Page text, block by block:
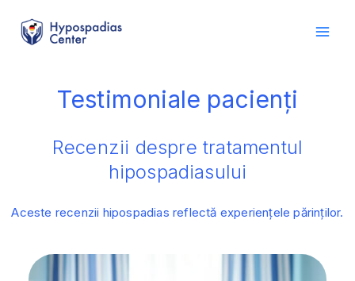
content
Testimoniale pacienți
Recenzii despre tratamentul
hipospadiasului
Aceste recenzii hipospadias reflectă experiențele părinților.